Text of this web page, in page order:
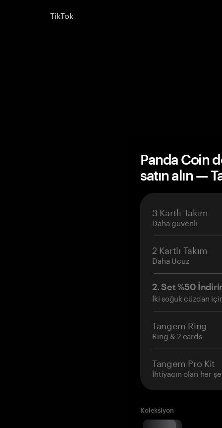
TikTok
Panda Coin
satın alın —
3 Kartlı Takım
Daha güvenli
2 Kartlı Takım
Daha Ucuz
2. Set %50
İki soğuk cüzdan
Tangem Ring
Ring & 2 cards
Tangem Pro Kit
İhtiyacın olan her
Koleksiyon